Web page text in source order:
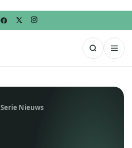
Serie Nieuws